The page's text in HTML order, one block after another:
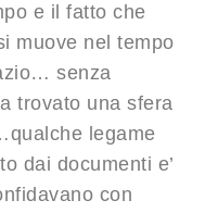
e il fatto che
muove nel tempo
senza
trovato una sfera
legame
dai documenti e’
con